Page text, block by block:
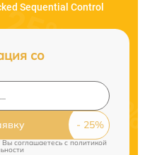
Sequential Control
со
Вы соглашаетесь cполитикой